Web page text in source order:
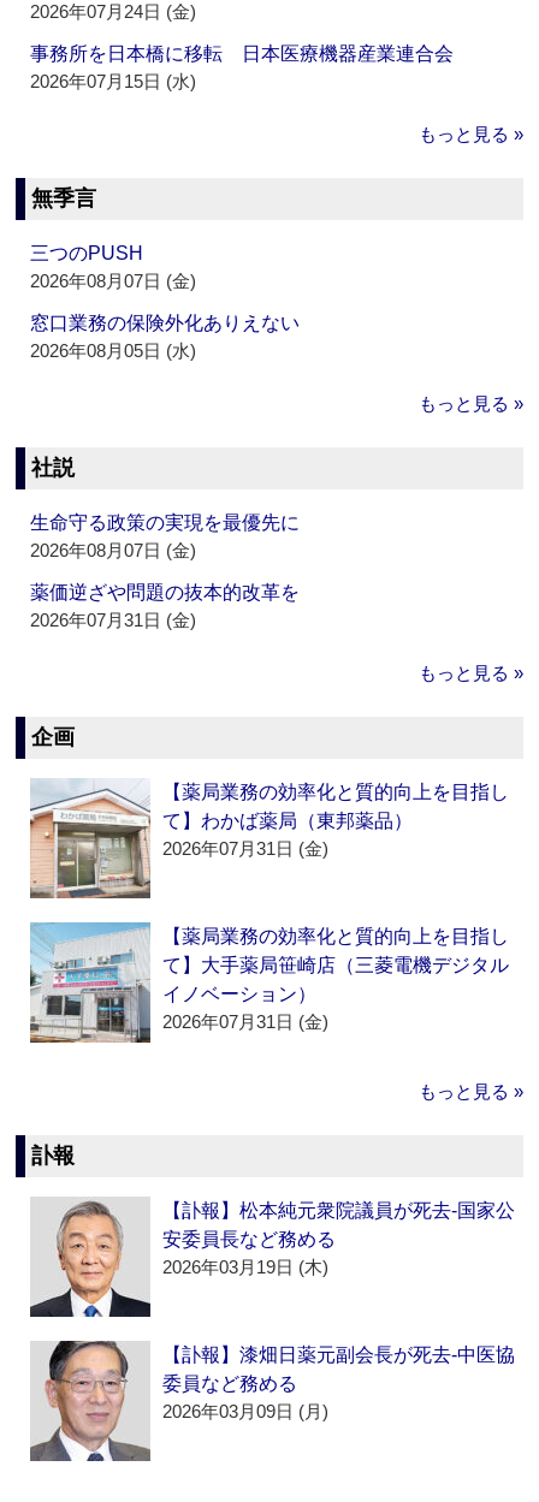
2026年07月24日 (金)
事務所を日本橋に移転 日本医療機器産業連合会
2026年07月15日 (水)
もっと見る »
無季言
三つのPUSH
2026年08月07日 (金)
窓口業務の保険外化ありえない
2026年08月05日 (水)
もっと見る »
社説
生命守る政策の実現を最優先に
2026年08月07日 (金)
薬価逆ざや問題の抜本的改革を
2026年07月31日 (金)
もっと見る »
企画
【薬局業務の効率化と質的向上を目指し
て】わかば薬局（東邦薬品）
2026年07月31日 (金)
【薬局業務の効率化と質的向上を目指し
て】大手薬局笹崎店（三菱電機デジタル
イノベーション）
2026年07月31日 (金)
もっと見る »
訃報
【訃報】松本純元衆院議員が死去‐国家公
安委員長など務める
2026年03月19日 (木)
【訃報】漆畑日薬元副会長が死去‐中医協
委員など務める
2026年03月09日 (月)